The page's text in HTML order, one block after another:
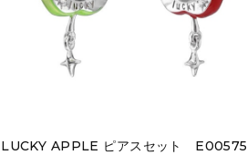
LUCKY APPLE ピアスセット E00575